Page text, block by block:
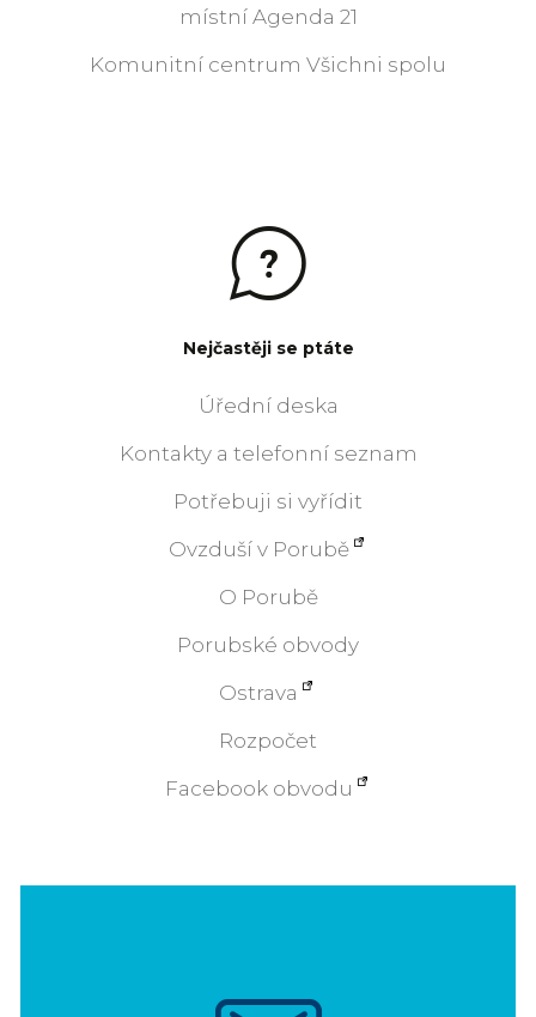
místní Agenda 21
Komunitní centrum Všichni spolu
Nejčastěji se ptáte
Úřední deska
Kontakty a telefonní seznam
Potřebuji si vyřídit
Ovzduší v Porubě
O Porubě
Porubské obvody
Ostrava
Rozpočet
Facebook obvodu